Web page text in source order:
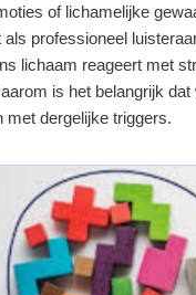
of lichamelijke
als professioneel
lichaam reageert met
is het belangrijk
met dergelijke triggers.